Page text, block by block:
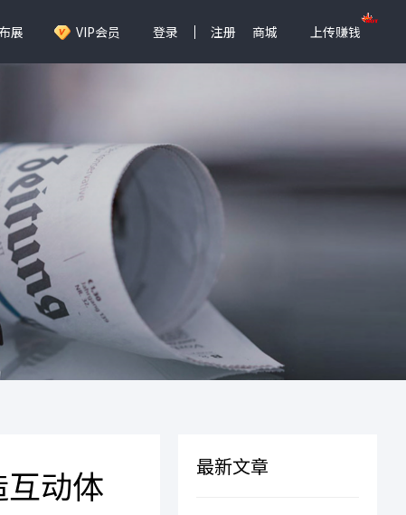
展 VIP会员 登录 注册 商城 上传赚钱
动体
最新文章